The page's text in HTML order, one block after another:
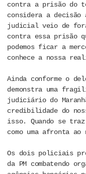
contra a prisão do
considera a
judicial veio de fora
contra essa prisão
podemos ficar a
conhece a nossa
Ainda conforme o
demonstra uma
judiciário do
credibilidade do
isso. Quando se traz
como uma afronta
Os dois policiais
da PM combatendo